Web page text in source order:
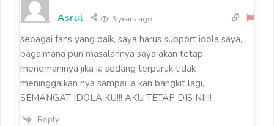
Asrul 3 years ago
sebagai fans yang baik, saya harus support idola saya,
bagaimana pun masalahnya saya akan tetap
menemaninya jika ia sedang terpuruk tidak
meninggalkan nya sampai ia kan bangkit lagi,
SEMANGAT IDOLA KU!!! AKU TETAP DISINI!!!!
Reply